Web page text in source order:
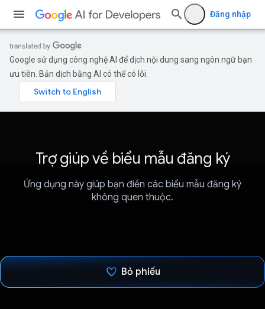
Đăng nhập
Google sử dụng công nghệ AI để dịch nội dung sang ngôn ngữ bạn
ưu tiên. Bản dịch bằng AI có thể có lỗi.
Trợ giúp về biểu mẫu đăng ký
Ứng dụng này giúp bạn điền các biểu mẫu đăng ký
không quen thuộc.
Bỏ phiếu